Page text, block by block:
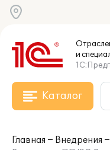
и
Каталог
Главная
Внедрения